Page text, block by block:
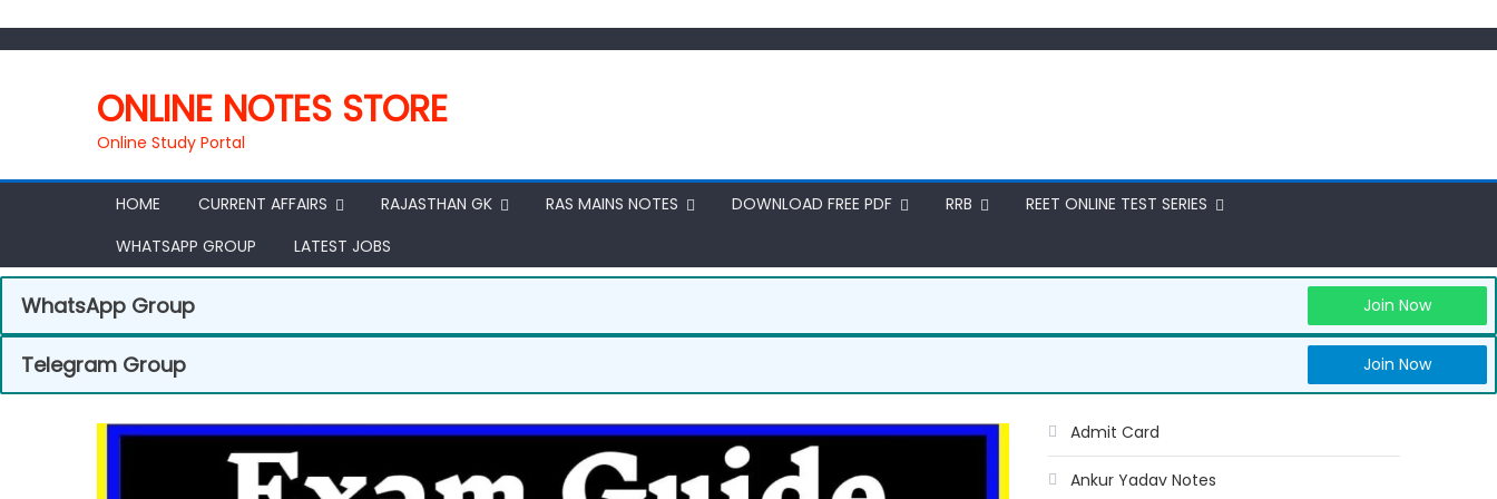
ONLINE NOTES STORE
Online Study Portal
HOME CURRENT AFFAIRS RAJASTHAN GK RAS MAINS NOTES DOWNLOAD FREE PDF RRB
REET ONLINE TEST SERIES
WHATSAPP GROUP
LATEST JOBS
WhatsApp Group Join Now
Telegram Group Join Now
Admit Card
Ankur Yadav Notes